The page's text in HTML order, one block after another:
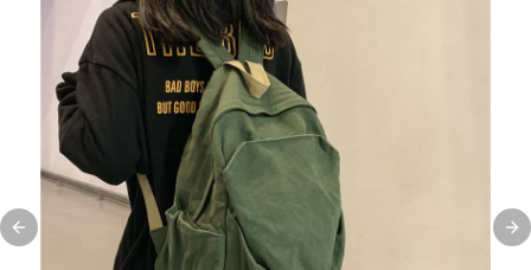
Previous slide